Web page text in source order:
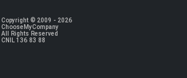
Copyright © 2009 - 2026
ChooseMyCompany
All Rights Reserved
CNIL 136 83 88